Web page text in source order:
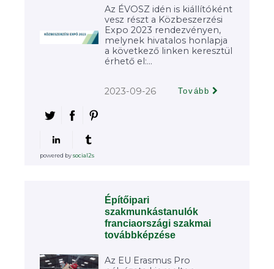
Az ÉVOSZ idén is kiállítóként
vesz részt a Közbeszerzési
Expo 2023 rendezvényen,
melynek hivatalos honlapja
a következő linken keresztül
érhető el:...
2023-09-26 Tovább
powered bysocial2s
Építőipari
szakmunkástanulók
franciaországi szakmai
továbbképzése
Az EU Erasmus Pro